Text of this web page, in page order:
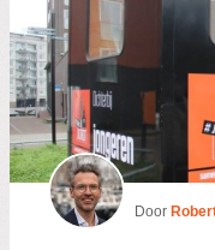
Door